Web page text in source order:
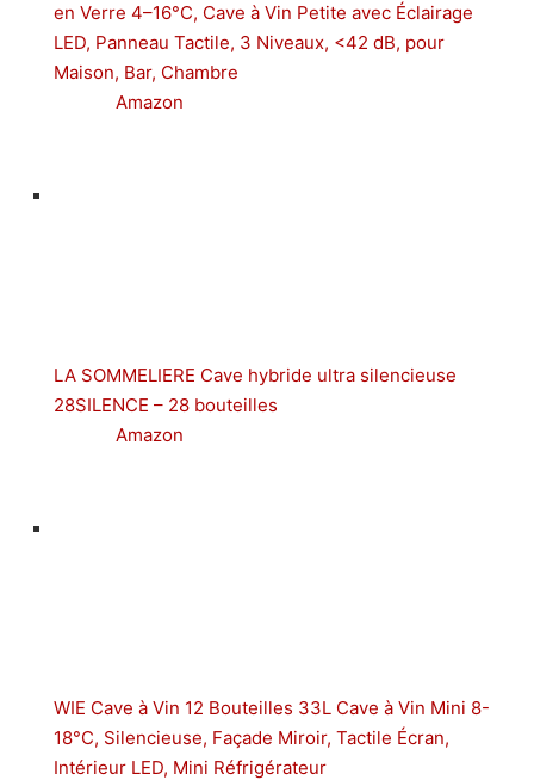
en Verre 4–16°C, Cave à Vin Petite avec Éclairage
LED, Panneau Tactile, 3 Niveaux, <42 dB, pour
Maison, Bar, Chambre
Amazon
LA SOMMELIERE Cave hybride ultra silencieuse
28SILENCE – 28 bouteilles
Amazon
WIE Cave à Vin 12 Bouteilles 33L Cave à Vin Mini 8-
18°C, Silencieuse, Façade Miroir, Tactile Écran,
Intérieur LED, Mini Réfrigérateur